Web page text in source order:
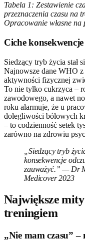
Tabela 1: Zestawienie
przeznaczenia czasu na
Opracowanie własne na
Ciche
Siedzący tryb życia stał
Najnowsze dane WHO
aktywności fizycznej
To nie tylko cukrzyca –
zawodowego, a nawet
roku alarmuje, że u
dolegliwości bólowych
– to codzienność setek
zarówno na zdrowiu
„Siedzący tryb
konsekwencje
zauważyć.” — Dr
Medicover 2023
Największe mity
treningiem
„Nie mam czasu”